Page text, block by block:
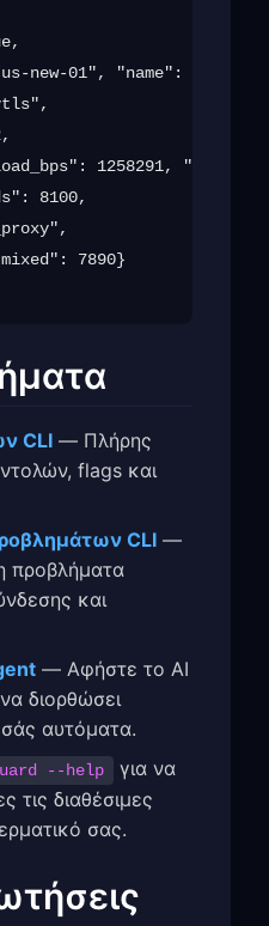
new-01", "name":
1258291,
8100,
7890}
CLI — Πλήρης
flags και
CLI —
προβλήματα
και
— Αφήστε το AI
διορθώσει
αυτόματα.
--help
για να
τις διαθέσιμες
σας.